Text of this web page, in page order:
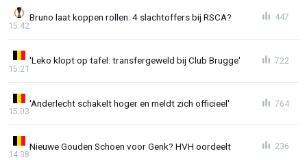
Bruno laat koppen rollen: 4 slachtoffers bij RSCA?
15:42
447
'Leko klopt op tafel: transfergeweld bij Club Brugge'
15:21
722
'Anderlecht schakelt hoger en meldt zich officieel'
15:03
764
Nieuwe Gouden Schoen voor Genk? HVH oordeelt
14:38
236